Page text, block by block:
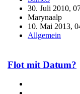
30. Juli 2010,
Marynaalp
10. Mai 2013,
Allgemein
Flot mit Datum?